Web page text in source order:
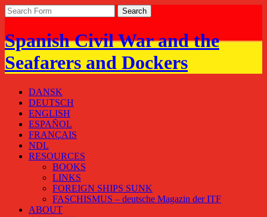
Spanish Civil War and the
Seafarers and Dockers
DANSK
DEUTSCH
ENGLISH
ESPAÑOL
FRANÇAIS
NDL
RESOURCES
BOOKS
LINKS
FOREIGN SHIPS SUNK
FASCHISMUS – deutsche Magazin der ITF
ABOUT